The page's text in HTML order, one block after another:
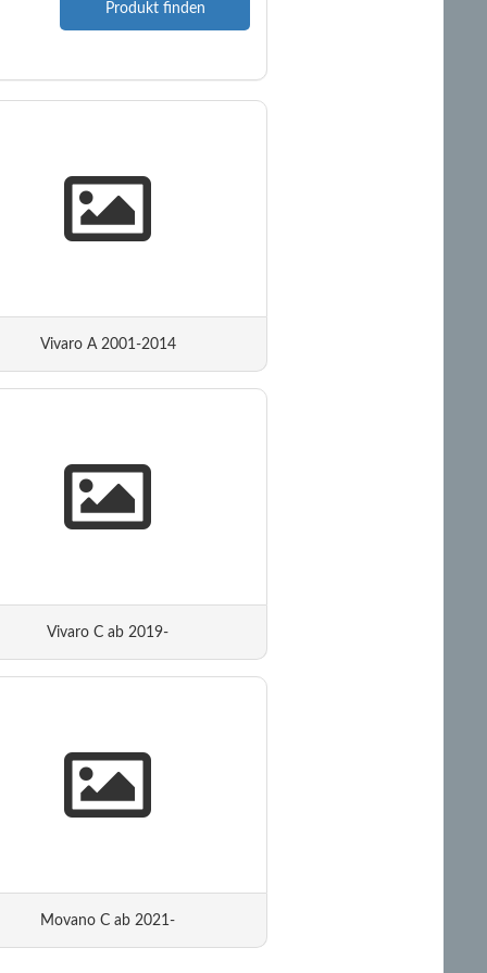
Produkt finden
Vivaro A 2001-2014
Vivaro C ab 2019-
Movano C ab 2021-